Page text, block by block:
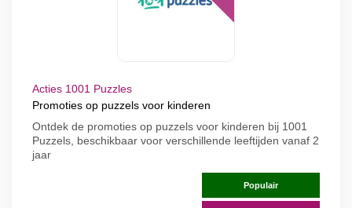
Acties 1001 Puzzles
Promoties op puzzels voor kinderen
Ontdek de promoties op puzzels voor kinderen bij 1001
Puzzels, beschikbaar voor verschillende leeftijden vanaf 2
jaar
Populair